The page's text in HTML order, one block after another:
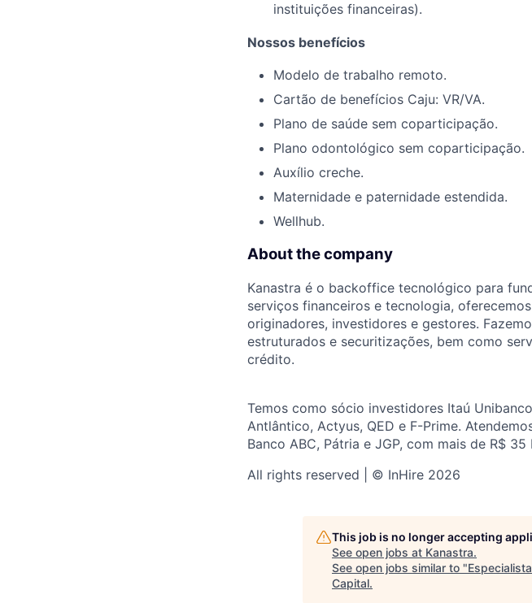
instituições financeiras).
Nossos benefícios
Modelo de trabalho remoto.
Cartão de benefícios Caju: VR/VA.
Plano de saúde sem coparticipação.
Plano odontológico sem coparticipação.
Auxílio creche.
Maternidade e paternidade estendida.
Wellhub.
About the company
Kanastra é o backoffice tecnológico para
serviços financeiros e tecnologia,
originadores, investidores e gestores.
estruturados e securitizações, bem como
crédito.
Temos como sócio investidores Itaú
Antlântico, Actyus, QED e F-Prime.
Banco ABC, Pátria e JGP, com mais de R$
All rights reserved | © InHire 2026
This job is no longer accepting
See open jobs at Kanastra.
See open jobs similar to "
Capital.